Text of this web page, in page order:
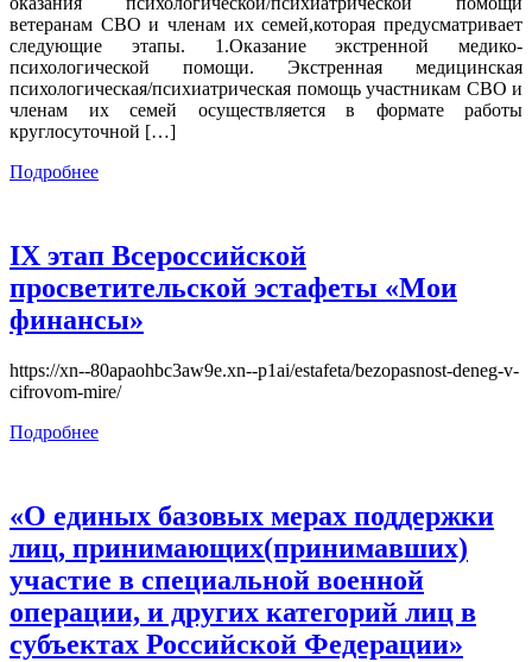
ветеранам СВО и членам их семей,которая предусматривает
следующие этапы. 1.Оказание экстренной медико-
психологической помощи. Экстренная медицинская
психологическая/психиатрическая помощь участникам СВО и
членам их семей осуществляется в формате работы
круглосуточной […]
Подробнее
IX этап Всероссийской
просветительской эстафеты «Мои
финансы»
https://xn--80apaohbc3aw9e.xn--p1ai/estafeta/bezopasnost-deneg-v-
cifrovom-mire/
Подробнее
«О единых базовых мерах поддержки
лиц, принимающих(принимавших)
участие в специальной военной
операции, и других категорий лиц в
субъектах Российской Федерации»